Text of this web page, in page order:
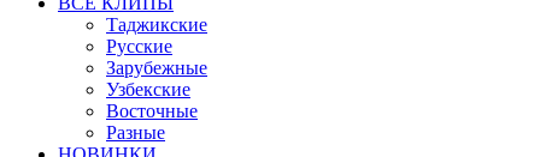
Таджикские
Русские
Зарубежные
Узбекские
Восточные
Разные